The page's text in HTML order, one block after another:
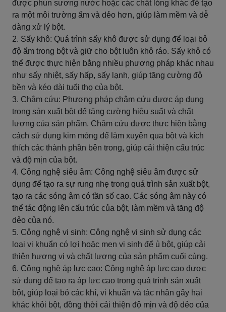
được phun sương nước hoặc các chất lỏng khác để tạo
ra một môi trường ẩm và dẻo hơn, giúp làm mềm và dễ
dàng xử lý bột.
2. Sấy khô: Quá trình sấy khô được sử dụng để loại bỏ
độ ẩm trong bột và giữ cho bột luôn khô ráo. Sấy khô có
thể được thực hiện bằng nhiều phương pháp khác nhau
như sấy nhiệt, sấy hấp, sấy lạnh, giúp tăng cường độ
bền và kéo dài tuổi thọ của bột.
3. Châm cứu: Phương pháp châm cứu được áp dụng
trong sản xuất bột để tăng cường hiệu suất và chất
lượng của sản phẩm. Châm cứu được thực hiện bằng
cách sử dụng kim mỏng để làm xuyên qua bột và kích
thích các thành phần bên trong, giúp cải thiện cấu trúc
và độ mịn của bột.
4. Công nghệ siêu âm: Công nghệ siêu âm được sử
dụng để tạo ra sự rung nhẹ trong quá trình sản xuất bột,
tạo ra các sóng âm có tần số cao. Các sóng âm này có
thể tác động lên cấu trúc của bột, làm mềm và tăng độ
dẻo của nó.
5. Công nghệ vi sinh: Công nghệ vi sinh sử dụng các
loại vi khuẩn có lợi hoặc men vi sinh để ủ bột, giúp cải
thiện hương vị và chất lượng của sản phẩm cuối cùng.
6. Công nghệ áp lực cao: Công nghệ áp lực cao được
sử dụng để tạo ra áp lực cao trong quá trình sản xuất
bột, giúp loại bỏ các khí, vi khuẩn và tác nhân gây hại
khác khỏi bột, đồng thời cải thiện độ mịn và độ dẻo của